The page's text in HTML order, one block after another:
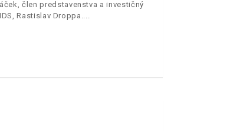
člen predstavenstva a investičný
Rastislav Droppa.